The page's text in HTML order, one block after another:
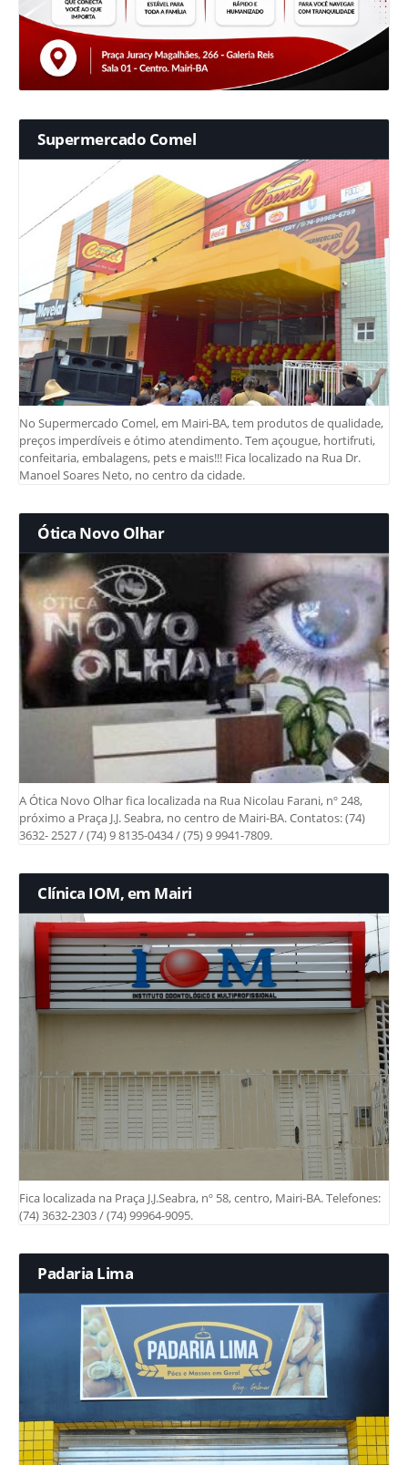
Supermercado Comel
No Supermercado Comel, em Mairi-BA, tem produtos de qualidade,
preços imperdíveis e ótimo atendimento. Tem açougue, hortifruti,
confeitaria, embalagens, pets e mais!!! Fica localizado na Rua Dr.
Manoel Soares Neto, no centro da cidade.
Ótica Novo Olhar
A Ótica Novo Olhar fica localizada na Rua Nicolau Farani, nº 248,
próximo a Praça J.J. Seabra, no centro de Mairi-BA. Contatos: (74)
3632- 2527 / (74) 9 8135-0434 / (75) 9 9941-7809.
Clínica IOM, em Mairi
Fica localizada na Praça J.J.Seabra, nº 58, centro, Mairi-BA. Telefones:
(74) 3632-2303 / (74) 99964-9095.
Padaria Lima